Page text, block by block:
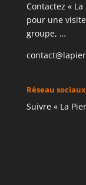
Contactez «
pour une
groupe, …
Réseau sociaux
Suivre « La